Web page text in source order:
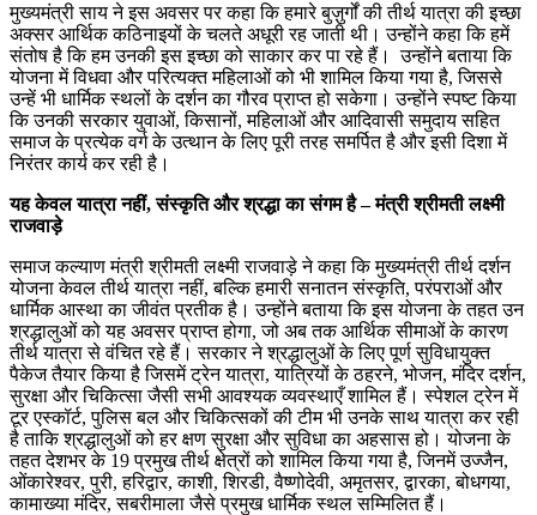
मुख्यमंत्री साय ने इस अवसर पर कहा कि हमारे बुज़ुर्गों की तीर्थ यात्रा की इच्छा
अक्सर आर्थिक कठिनाइयों के चलते अधूरी रह जाती थी। उन्होंने कहा कि हमें
संतोष है कि हम उनकी इस इच्छा को साकार कर पा रहे हैं। उन्होंने बताया कि
योजना में विधवा और परित्यक्त महिलाओं को भी शामिल किया गया है, जिससे
उन्हें भी धार्मिक स्थलों के दर्शन का गौरव प्राप्त हो सकेगा। उन्होंने स्पष्ट किया
कि उनकी सरकार युवाओं, किसानों, महिलाओं और आदिवासी समुदाय सहित
समाज के प्रत्येक वर्ग के उत्थान के लिए पूरी तरह समर्पित है और इसी दिशा में
निरंतर कार्य कर रही है।
यह केवल यात्रा नहीं, संस्कृति और श्रद्धा का संगम है – मंत्री श्रीमती लक्ष्मी
राजवाड़े
समाज कल्याण मंत्री श्रीमती लक्ष्मी राजवाड़े ने कहा कि मुख्यमंत्री तीर्थ दर्शन
योजना केवल तीर्थ यात्रा नहीं, बल्कि हमारी सनातन संस्कृति, परंपराओं और
धार्मिक आस्था का जीवंत प्रतीक है। उन्होंने बताया कि इस योजना के तहत उन
श्रद्धालुओं को यह अवसर प्राप्त होगा, जो अब तक आर्थिक सीमाओं के कारण
तीर्थ यात्रा से वंचित रहे हैं। सरकार ने श्रद्धालुओं के लिए पूर्ण सुविधायुक्त
पैकेज तैयार किया है जिसमें ट्रेन यात्रा, यात्रियों के ठहरने, भोजन, मंदिर दर्शन,
सुरक्षा और चिकित्सा जैसी सभी आवश्यक व्यवस्थाएँ शामिल हैं। स्पेशल ट्रेन में
टूर एस्कॉर्ट, पुलिस बल और चिकित्सकों की टीम भी उनके साथ यात्रा कर रही
है ताकि श्रद्धालुओं को हर क्षण सुरक्षा और सुविधा का अहसास हो। योजना के
तहत देशभर के 19 प्रमुख तीर्थ क्षेत्रों को शामिल किया गया है, जिनमें उज्जैन,
ओंकारेश्वर, पुरी, हरिद्वार, काशी, शिरडी, वैष्णोदेवी, अमृतसर, द्वारका, बोधगया,
कामाख्या मंदिर, सबरीमाला जैसे प्रमुख धार्मिक स्थल सम्मिलित हैं।